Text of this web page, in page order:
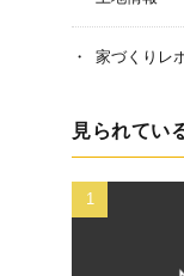
家づくりレ
見られてい